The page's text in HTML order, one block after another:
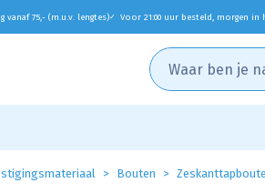
vanaf 75,- (m.u.v. lengtes)✓ Voor 21:00 uur besteld, morgen in
Bouten